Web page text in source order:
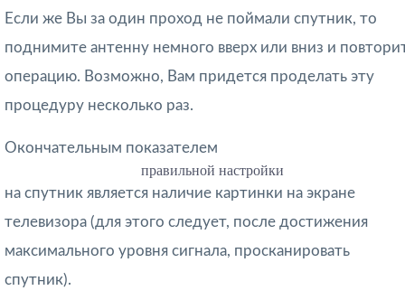
Если же Вы за один проход не поймали спутник, то
поднимите антенну немного вверх или вниз и
операцию. Возможно, Вам придется проделать эту
процедуру несколько раз.
Окончательным показателем
правильной настройки
на спутник является наличие картинки на экране
телевизора (для этого следует, после достижения
максимального уровня сигнала, просканировать
спутник).